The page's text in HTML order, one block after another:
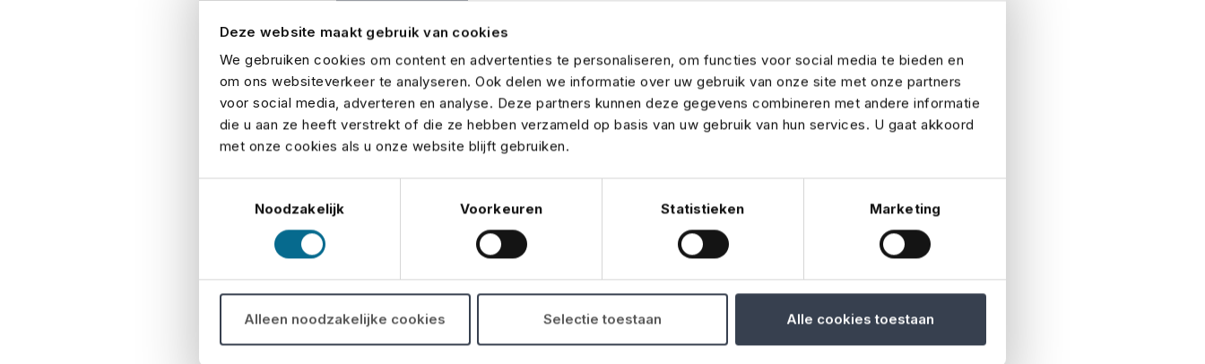
Deze website maakt gebruik van cookies
We gebruiken cookies om content en advertenties te personaliseren, om functies voor social media te bieden en
om ons websiteverkeer te analyseren. Ook delen we informatie over uw gebruik van onze site met onze partners
voor social media, adverteren en analyse. Deze partners kunnen deze gegevens combineren met andere informatie
die u aan ze heeft verstrekt of die ze hebben verzameld op basis van uw gebruik van hun services. U gaat akkoord
met onze cookies als u onze website blijft gebruiken.
Noodzakelijk
Voorkeuren Statistieken Marketing
Alleen noodzakelijke cookies Selectie toestaan Alle cookies toestaan
branschen och vet vad som krävs för att arrangera ett evenemang. Försäkring kan ordnas
snabbt online, med stöd tillgängligt för mer komplexa frågor eller risker. Varje år försäkrar No
Risk tusentals evenemang – från kvartersfester till stora festivaler och världsturnéer. Företaget
är verksamt i sju europeiska länder och försäkrar evenemang över hela världen.
Belgiska arrangörer kan nu vända sig till Van Dessel som sin lokala kontaktpunkt. Denna
erfarna mäklare har fullständig kunskap om den belgiska marknaden, lagstiftningen och
verkligheten i eventorganisation. Innehållshantering och specialistrådgivning sköts fortsatt av
smidigt sätt.